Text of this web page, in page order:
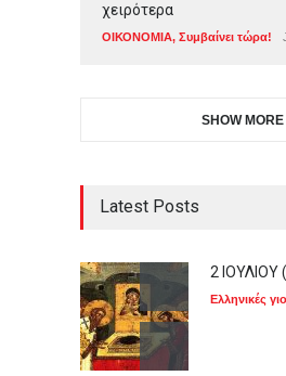
χειρότερα
ΟΙΚΟΝΟΜΙΑ, Συμβαίνει τώρα!
SHOW MORE
Latest Posts
2 ΙΟΥΛΙΟΥ
Ελληνικές